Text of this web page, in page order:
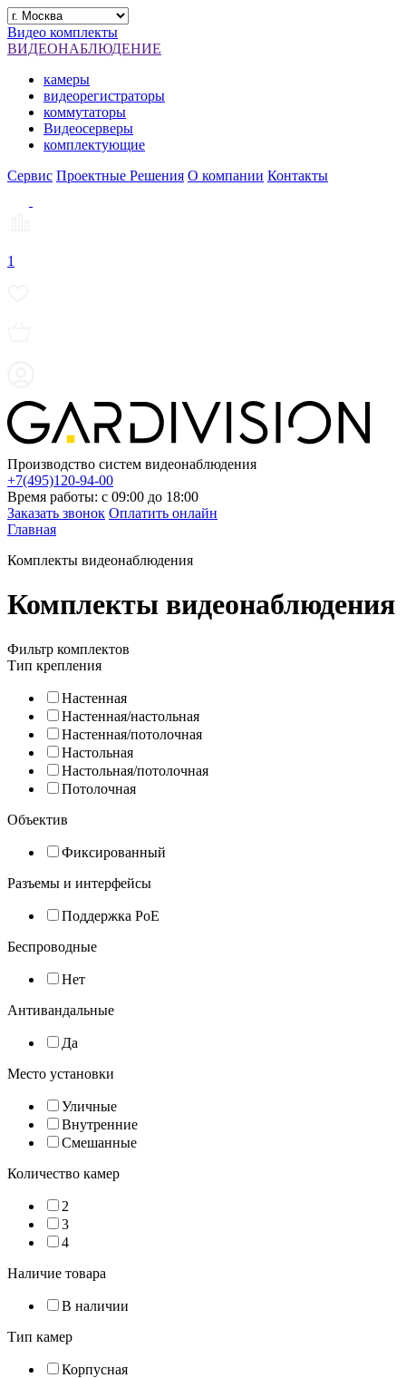
Видео комплекты
ВИДЕОНАБЛЮДЕНИЕ
камеры
видеорегистраторы
коммутаторы
Видеосерверы
комплектующие
Сервис Проектные Решения О компании Контакты
1
Производство систем видеонаблюдения
+7(495)120-94-00
Время работы: с 09:00 до 18:00
Заказать звонок Оплатить онлайн
Главная
Комплекты видеонаблюдения
Комплекты видеонаблюдения
Фильтр комплектов
Тип крепления
Настенная
Настенная/настольная
Настенная/потолочная
Настольная
Настольная/потолочная
Потолочная
Объектив
Фиксированный
Разъемы и интерфейсы
Поддержка PoE
Беспроводные
Нет
Антивандальные
Да
Место установки
Уличные
Внутренние
Смешанные
Количество камер
2
3
4
Наличие товара
В наличии
Тип камер
Корпусная